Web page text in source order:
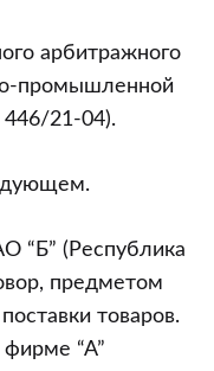
арбитражного
промышленной
446/21-04).
“Б” (Республика
предметом
товаров.
фирме “А”